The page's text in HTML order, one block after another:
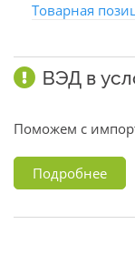
Товарная
ВЭД в
Поможем с
Подробнее